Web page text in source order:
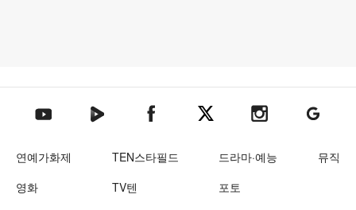
텐아시아 유튜브텐아시아 네이버TV텐아시아 페이스북텐아시아 엑스텐아시아 인스타그램
텐아시아
연예가화제 TEN스타필드 드라마·예능
뮤직
영화
TV텐 포토